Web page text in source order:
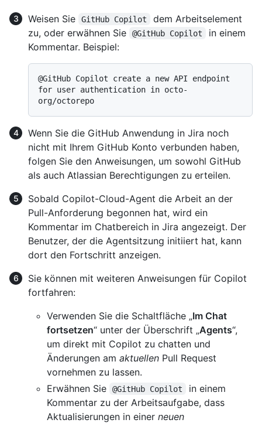
Weisen Sie
GitHub Copilot
dem Arbeitselement
zu, oder erwähnen Sie
@GitHub Copilot
in einem
Kommentar. Beispiel:
@GitHub Copilot create a new API endpoint
for user authentication in octo-
Wenn Sie die GitHub Anwendung in Jira noch
nicht mit Ihrem GitHub Konto verbunden haben,
folgen Sie den Anweisungen, um sowohl GitHub
als auch Atlassian Berechtigungen zu erteilen.
Sobald Copilot-Cloud-Agent die Arbeit an der
Pull-Anforderung begonnen hat, wird ein
Kommentar im Chatbereich in Jira angezeigt. Der
Benutzer, der die Agentsitzung initiiert hat, kann
dort den Fortschritt anzeigen.
Sie können mit weiteren Anweisungen für Copilot
fortfahren:
Verwenden Sie die Schaltfläche „Im Chat
fortsetzen“ unter der Überschrift „Agents“,
um direkt mit Copilot zu chatten und
Änderungen am aktuellen Pull Request
vornehmen zu lassen.
Erwähnen Sie
@GitHub Copilot
in einem
Kommentar zu der Arbeitsaufgabe, dass
Aktualisierungen in einer neuen